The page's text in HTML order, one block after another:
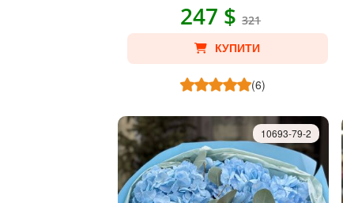
247 $321
КУПИТИ
(6)
10693-79-2